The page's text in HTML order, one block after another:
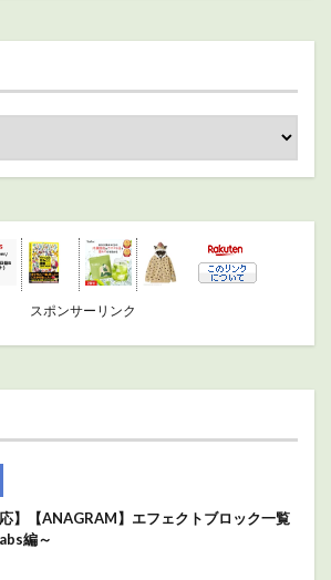
スポンサーリンク
応】【ANAGRAM】エフェクトブロック一覧
編～